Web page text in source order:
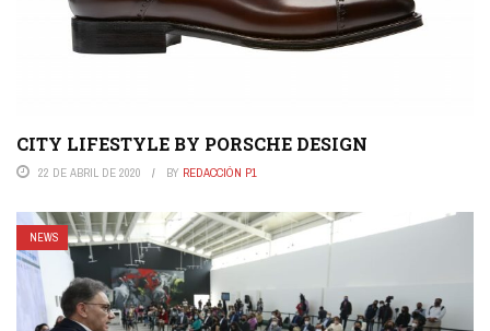
CITY LIFESTYLE BY PORSCHE DESIGN
22 DE ABRIL DE 2020 BY REDACCIÓN P1
NEWS